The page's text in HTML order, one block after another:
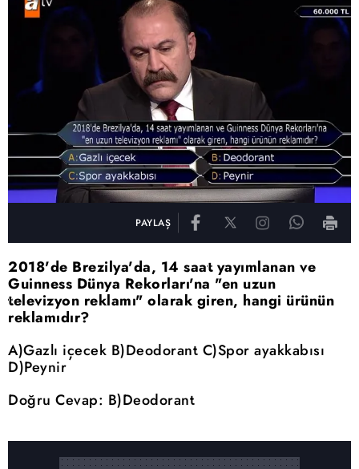
PAYLAŞ
2018'de Brezilya'da, 14 saat yayımlanan ve
Guinness Dünya Rekorları'na "en uzun
televizyon reklamı" olarak giren, hangi ürünün
reklamıdır?
A)Gazlı içecek B)Deodorant C)Spor ayakkabısı
D)Peynir
Doğru Cevap: B)Deodorant